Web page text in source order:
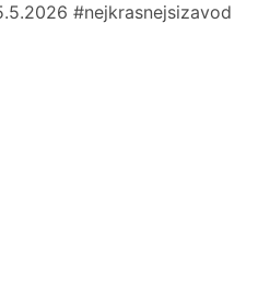
#nejkrasnejsizavod